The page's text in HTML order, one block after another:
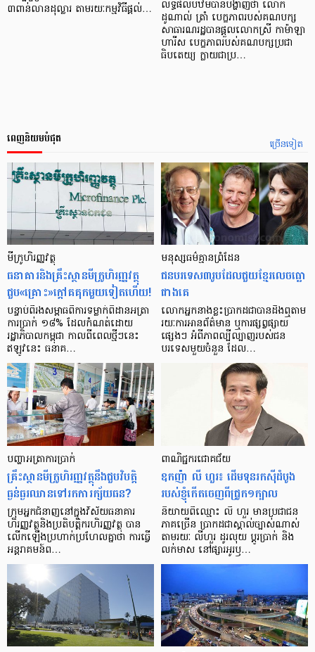
៣ពាន់លានដុល្លារ តាមរយៈកម្មវិធីផ្តល់…
លទ្ធផលបឋមបានបង្ហាញថា លោក
ដូណាល់ ត្រាំ បេក្ខភាពរបស់គណបក្ស
សាធារណរដ្ឋបានផ្តួលលោកស្រី កាម៉ាឡា
ហារីស បេក្ខភាពរបស់គណបក្សប្រជា
ធិបតេយ្យ ក្លាយជាប្រ…
ច្រើនទៀត
ពេញនិយមបំផុត
មីក្រូ​ហិរញ្ញវត្ថុ
ធនាគារ​និង​គ្រឹះស្ថាន​មីក្រូ​ហិរញ្ញវត្ថុ​
ជួប«គ្រោះ»ក្តៅ​គគុក​មួយ​ទៀត​ហើយ!
បន្ទាប់​ពី​រង​សម្ពាធ​​ពី​ការ​ទម្លាក់​ពិដាន​អត្រា​
ការ​ប្រាក់ ១៨​% ដែល​កំណត់​ដោយ​
រដ្ឋាភិបាល​កម្ពុជា កាល​ពី​ពេល​ថ្មីៗ​នេះ
ឥឡូវ​នេះ ធនាគ…
មនុស្ស​ធម៌​គ្មាន​ព្រំដែន
ជន​បរទេស​៣​រូប​ដែល​ជួយ​ខ្មែរ​លេច​ធ្លោ​
ជាង​គេ
លោកអ្នក​នាង​ខ្លះ​ប្រាកដ​ជា​បាន​​ដឹង​ឮ​តាម​
រយៈ​ការ​អាន​ព័ត៌មាន ឬ​ការ​ផ្សព្វផ្សាយ​
ផ្សេងៗ អំពី​ភាព​ល្បីល្បាញ​របស់​ជន​
បរទេស​មួយ​ចំនួន ដែល…
បញ្ហា​អត្រា​ការប្រាក់
គ្រឹះស្ថាន​មីក្រូ​ហិរញ្ញវត្ថុ​នឹង​ជួប​វិបត្តិ​
ធ្ងន់ធ្ងរ​ឈាន​ទៅ​រក​ការ​ក្ស័យធន?
ក្រុម​អ្នក​ជំនាញ​នៅ​ក្នុង​វិស័យ​ធនាគារ
ហិរញ្ញវត្ថុ​និង​ប្រតិបត្តិករ​ហិរញ្ញ​វត្ថុ បាន​​
លើក​ឡើង​ប្រហាក់​ប្រហែល​គ្នា​ថា ការ​ធ្វើ​
អន្តរាគមន៍​ព…
ពាណិជ្ជករជោគជ័យ
ឧកញ៉ា លី ហួរ៖ ដើមទុនរកស៊ីដំបូង
របស់ខ្ញុំកើតចេញពីជ្រូក១ក្បាល
និយាយ​ពី​ឈ្មោះ លី ហួរ មាន​ប្រជាជន​
ភាគ​ច្រើន ប្រាកដ​ជា​ស្គាល់​ច្បាស់​ណាស់
តាមរយៈ លីហួរ ដូរ​លុយ ប្តូរ​បា្រក់ និង​
លក់​មាស នៅ​ផ្សារ​អូរ​ឫ…